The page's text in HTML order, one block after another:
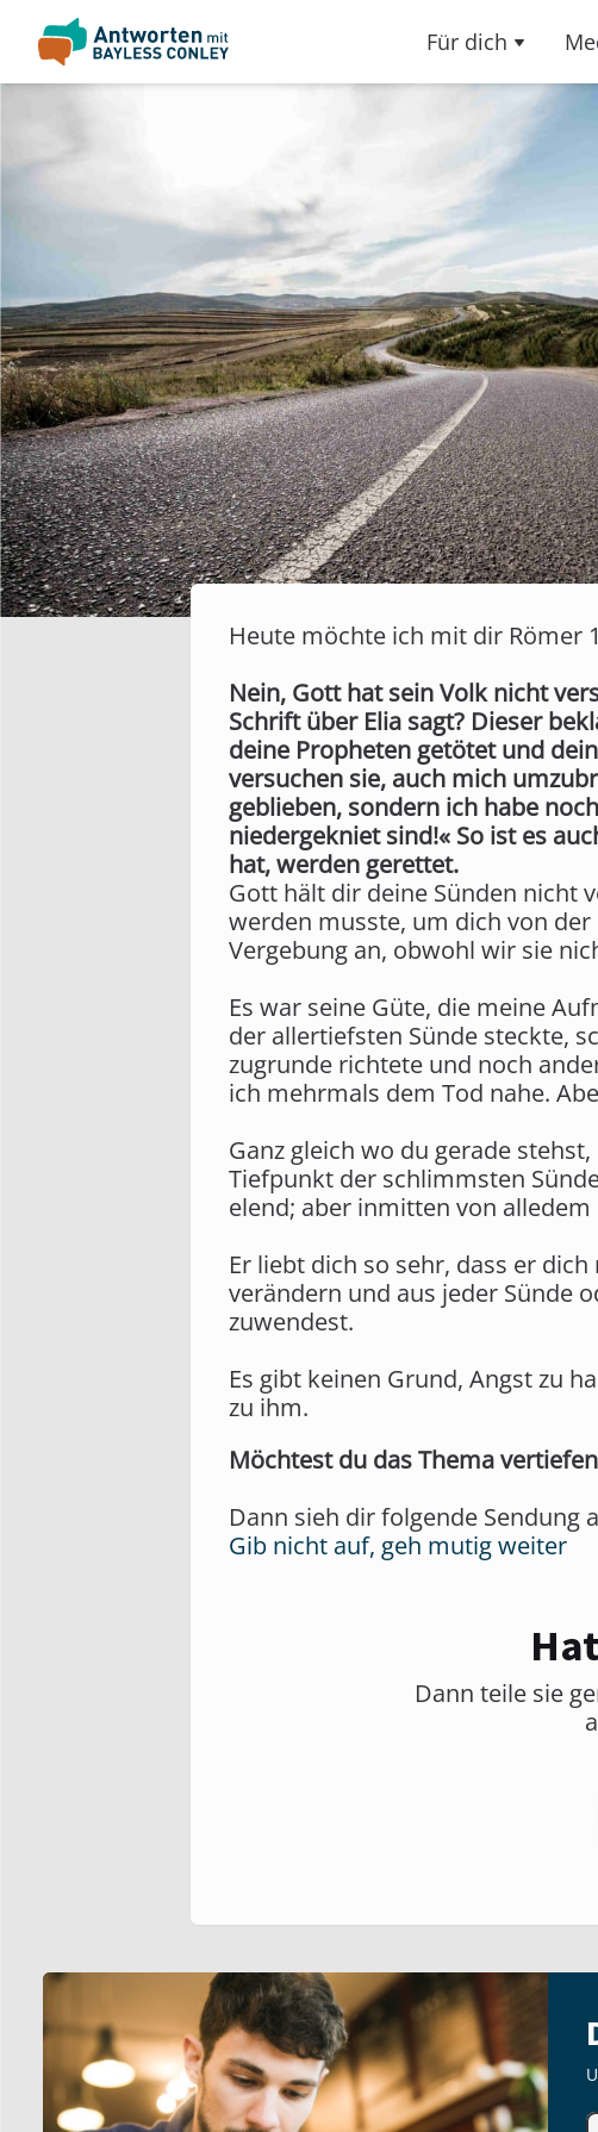
Für dich
Heute möchte ich mit dir Römer
Nein, Gott hat sein Volk nicht
Schrift über Elia sagt? Dieser
deine Propheten getötet und
versuchen sie, auch mich
geblieben, sondern ich habe
niedergekniet sind!« So ist es
hat, werden gerettet.
Gott hält dir deine Sünden nicht
werden musste, um dich von
Vergebung an, obwohl wir sie
Es war seine Güte, die meine
der allertiefsten Sünde steckte,
zugrunde richtete und noch
ich mehrmals dem Tod nahe.
Ganz gleich wo du gerade
Tiefpunkt der schlimmsten
elend; aber inmitten von
Er liebt dich so sehr, dass er
verändern und aus jeder Sünde
zuwendest.
Es gibt keinen Grund, Angst zu
zu ihm.
Möchtest du das Thema
Dann sieh dir folgende Sendung
Gib nicht auf, geh mutig weiter
Dann teile sie